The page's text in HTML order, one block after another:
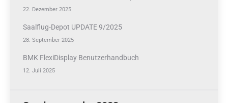
22. Dezember 2025
Saalflug-Depot UPDATE 9/2025
28. September 2025
BMK FlexiDisplay Benutzerhandbuch
12. Juli 2025